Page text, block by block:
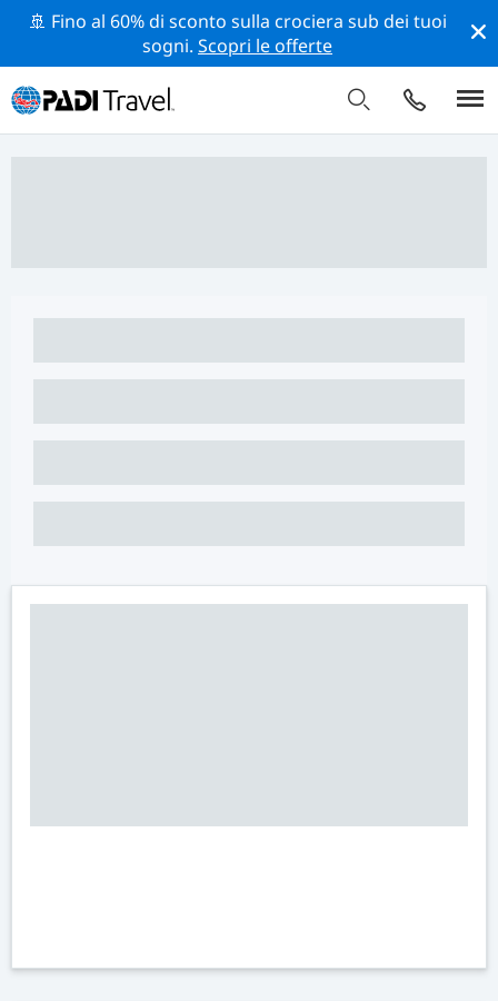
🚢 Fino al 60% di sconto sulla crociera sub dei tuoi
sogni.Scopri le offerte